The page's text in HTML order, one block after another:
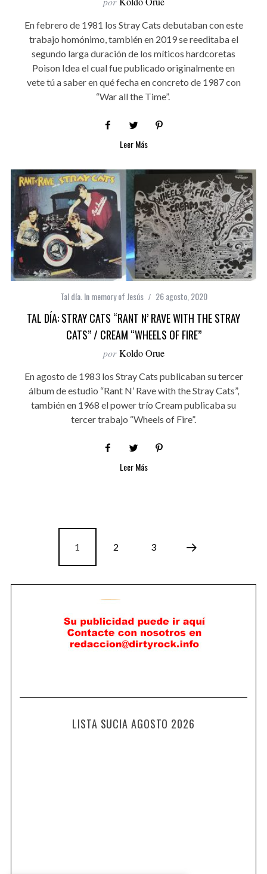
En febrero de 1981 los Stray Cats debutaban con este
trabajo homónimo, también en 2019 se reeditaba el
segundo larga duración de los míticos hardcoretas
Poison Idea el cual fue publicado originalmente en
vete tú a saber en qué fecha en concreto de 1987 con
“War all the Time”.
Leer Más
Tal día. In memory of Jesús 26 agosto, 2020
TAL DÍA: STRAY CATS “RANT N’ RAVE WITH THE STRAY
CATS” / CREAM “WHEELS OF FIRE”
por Koldo Orue
En agosto de 1983 los Stray Cats publicaban su tercer
álbum de estudio “Rant N’ Rave with the Stray Cats”,
también en 1968 el power trío Cream publicaba su
tercer trabajo “Wheels of Fire”.
Leer Más
1 2 3
LISTA SUCIA AGOSTO 2026